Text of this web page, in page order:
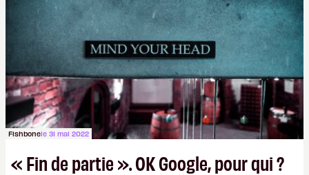
(avec l’option Péritel). (
http://cpc.cx/AH432N4
Crédit photo : QuTech / Nature)
Fishbonele 31 mai 2022
« Fin de partie ». OK Google, pour qui ?